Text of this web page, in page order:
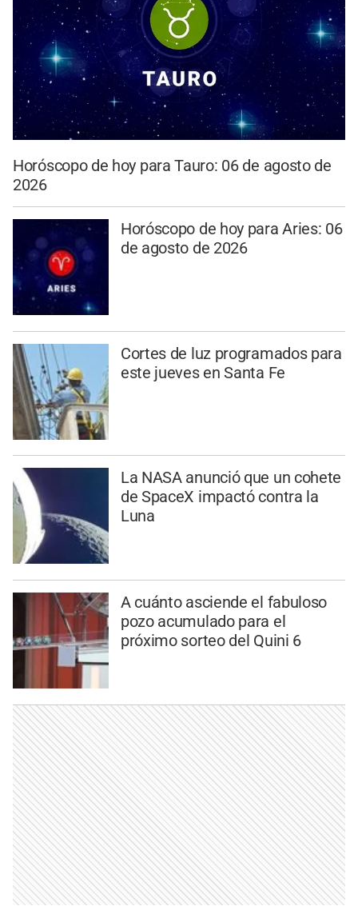
Horóscopo de hoy para Tauro: 06 de agosto de
2026
Horóscopo de hoy para Aries: 06
de agosto de 2026
Cortes de luz programados para
este jueves en Santa Fe
La NASA anunció que un cohete
de SpaceX impactó contra la
Luna
A cuánto asciende el fabuloso
pozo acumulado para el
próximo sorteo del Quini 6